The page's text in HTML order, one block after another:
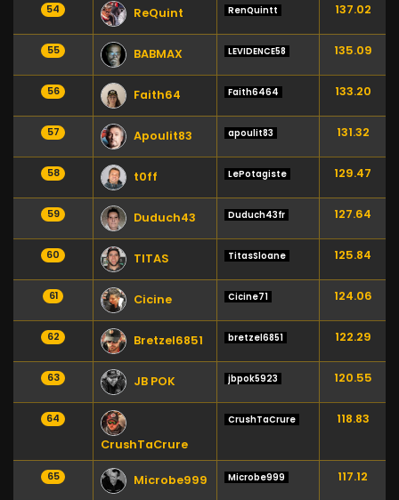
54 ReQuint RenQuintt 137.02
55 BABMAX LEVIDENCE58 135.09
56 Faith64 Faith6464 133.20
57 Apoulit83 apoulit83 131.32
58 t0ff LePotagiste 129.47
59 Duduch43 Duduch43fr 127.64
60 TITAS TitasSloane 125.84
61 Cicine Cicine71 124.06
62 Bretzel6851 bretzel6851 122.29
63 JB POK jbpok5923 120.55
64
CrushTaCrure
CrushTaCrure 118.83
65 Microbe999 Microbe999 117.12